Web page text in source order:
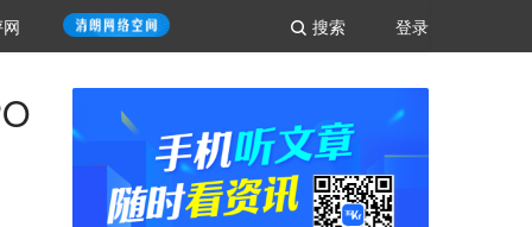
登录
搜索